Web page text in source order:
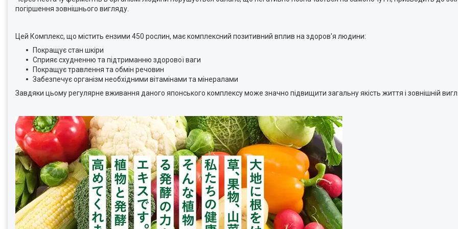
погіршення зовнішнього вигляду.
Цей Комплекс, що містить ензими 450 рослин, має комплексний позитивний вплив на здоров'я людини:
Покращує стан шкіри
Сприяє схудненню та підтриманню здорової ваги
Покращує травлення та обмін речовин
Забезпечує організм необхідними вітамінами та мінералами
Завдяки цьому регулярне вживання даного японського комплексу може значно підвищити загальну якість життя і зовнішній